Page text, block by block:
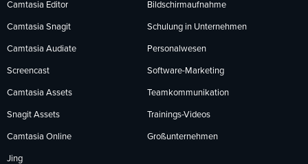
Facebook
folgen
LinkedIn
folgen
YouTube
folgen
Camtasia Editor
Camtasia Snagit
Camtasia Audiate
Screencast
Camtasia Assets
Snagit Assets
Camtasia Online
Jing
Bildschirmaufnahme
Schulung in Unternehmen
Personalwesen
Software-Marketing
Teamkommunikation
Trainings-Videos
Großunternehmen